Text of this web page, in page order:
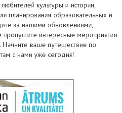
культуры и истории,
планирования образовательных и
за нашими обновлениями,
интересные мероприятия
Начните ваше путешествие по
с нами уже сегодня!